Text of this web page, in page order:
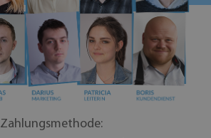
Zahlungsmethode: